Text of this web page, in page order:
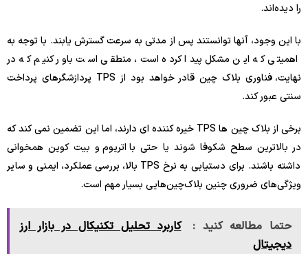
را دیده‌اند.
با این وجود، آنها توانستند پس از مدتی به سرعت گسترش یابند. با توجه به
اهمیتی که این مشکل پیدا کرده است، منطقی است باور کنیم که در
نهایت، فناوری بلاک چین قادر خواهد بود از TPS پردازشگرهای پرداخت
سنتی عبور کند.
برخی از بلاک چین ها TPS خیره کننده ای دارند، اما این تضمین نمی کند که
در بالاترین سطح شکوفا شوند یا حتی با اتریوم و بیت کوین همخوانی
داشته باشند. برای دستیابی به نرخ TPS بالا، بررسی عملکرد، ایمنی و سایر
ویژگی‌های ضروری چنین بلاک‌چین‌هایی بسیار مهم است.
حتما مطالعه کنید :
کاربرد تحلیل تکنیکال در بازار ارز
دیجیتال